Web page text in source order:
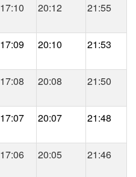
17:10 20:12 21:55
17:09 20:10 21:53
17:08 20:08 21:50
17:07 20:07 21:48
17:06 20:05 21:46